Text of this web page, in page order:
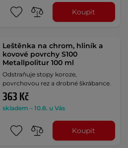
Koupit
Leštěnka na chrom, hliník a
kovové povrchy S100
Metallpolitur 100 ml
Odstraňuje stopy koroze,
povrchovou rez a drobné škrábance.
363 Kč
skladem – 10.8. u Vás
Koupit